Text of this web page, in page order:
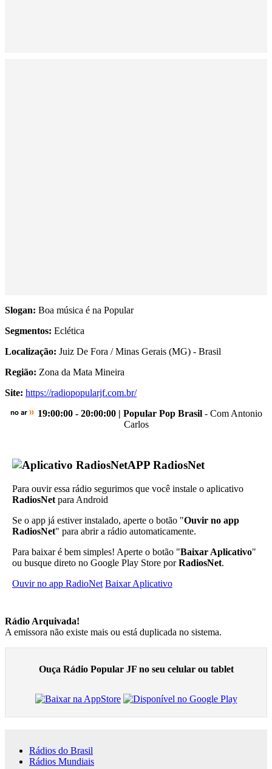
Slogan: Boa música é na Popular
Segmentos: Eclética
Localização: Juiz De Fora / Minas Gerais (MG) - Brasil
Região: Zona da Mata Mineira
Site: https://radiopopularjf.com.br/
19:00:00 - 20:00:00 | Popular Pop Brasil - Com Antonio
Carlos
APP RadiosNet
Para ouvir essa rádio segurimos que você instale o aplicativo
RadiosNet para Android
Se o app já estiver instalado, aperte o botão "Ouvir no app
RadiosNet" para abrir a rádio automaticamente.
Para baixar é bem simples! Aperte o botão "Baixar Aplicativo"
ou busque direto no Google Play Store porRadiosNet.
Ouvir no app RadioNet Baixar Aplicativo
Rádio Arquivada!
A emissora não existe mais ou está duplicada no sistema.
Ouça Rádio Popular JF no seu celular ou tablet
Rádios do Brasil
Rádios Mundiais